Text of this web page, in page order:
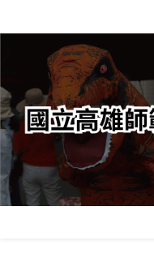
轉
要
內
容